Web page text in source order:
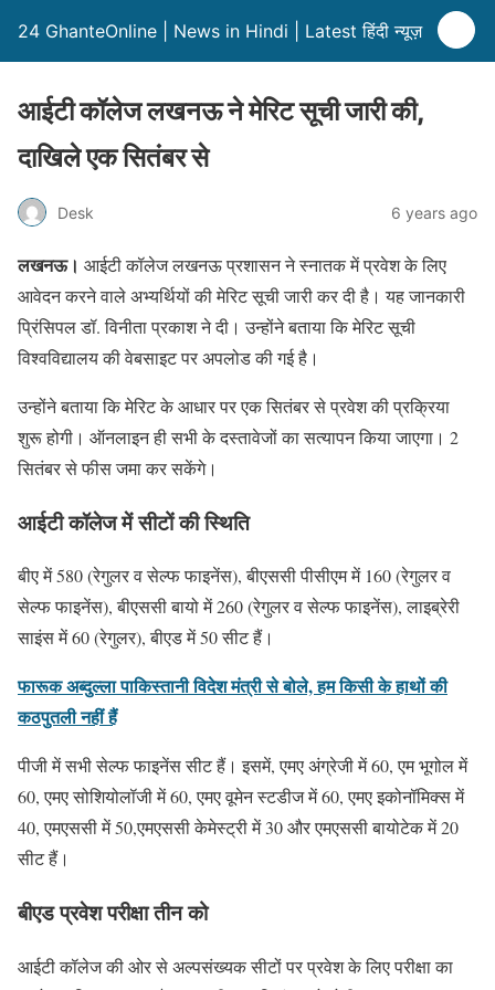
24 GhanteOnline | News in Hindi | Latest हिंदी न्यूज़
आईटी कॉलेज लखनऊ ने मेरिट सूची जारी की,
दाखिले एक सितंबर से
Desk 6 years ago
लखनऊ। आईटी कॉलेज लखनऊ प्रशासन ने स्नातक में प्रवेश के लिए
आवेदन करने वाले अभ्यर्थियों की मेरिट सूची जारी कर दी है। यह जानकारी
प्रिंसिपल डॉ. विनीता प्रकाश ने दी। उन्होंने बताया कि मेरिट सूची
विश्वविद्यालय की वेबसाइट पर अपलोड की गई है।
उन्होंने बताया कि मेरिट के आधार पर एक सितंबर से प्रवेश की प्रक्रिया
शुरू होगी। ऑनलाइन ही सभी के दस्तावेजों का सत्यापन किया जाएगा। 2
सितंबर से फीस जमा कर सकेंगे।
आईटी कॉलेज में सीटों की स्थिति
बीए में 580 (रेगुलर व सेल्फ फाइनेंस), बीएससी पीसीएम में 160 (रेगुलर व
सेल्फ फाइनेंस), बीएससी बायो में 260 (रेगुलर व सेल्फ फाइनेंस), लाइब्रेरी
साइंस में 60 (रेगुलर), बीएड में 50 सीट हैं।
फारूक अब्दुल्ला पाकिस्तानी विदेश मंत्री से बोले, हम किसी के हाथों की
कठपुतली नहीं हैं
पीजी में सभी सेल्फ फाइनेंस सीट हैं। इसमें, एमए अंग्रेजी में 60, एम भूगोल में
60, एमए सोशियोलॉजी में 60, एमए वूमेन स्टडीज में 60, एमए इकोनॉमिक्स में
40, एमएससी में 50,एमएससी केमेस्ट्री में 30 और एमएससी बायोटेक में 20
सीट हैं।
बीएड प्रवेश परीक्षा तीन को
आईटी कॉलेज की ओर से अल्पसंख्यक सीटों पर प्रवेश के लिए परीक्षा का